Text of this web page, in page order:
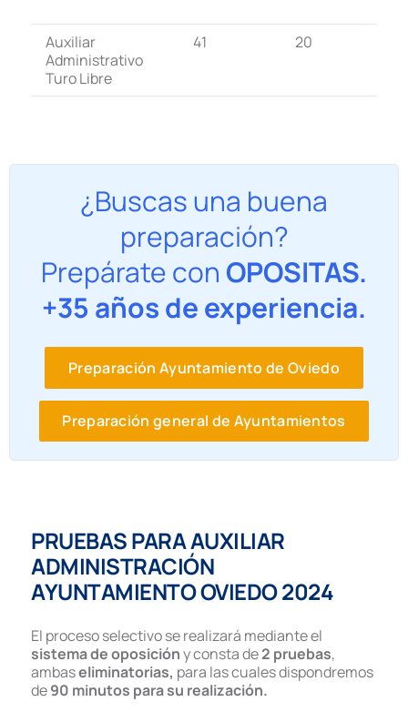
Auxiliar
Administrativo
Turo Libre
41 20
¿Buscas una buena
preparación?
Prepárate con OPOSITAS.
+35 años de experiencia.
Preparación Ayuntamiento de Oviedo
Preparación general de Ayuntamientos
PRUEBAS PARA AUXILIAR
ADMINISTRACIÓN
AYUNTAMIENTO OVIEDO 2024
El proceso selectivo se realizará mediante el
sistema de oposicióny consta de2 pruebas,
ambaseliminatorias, para las cuales dispondremos
de90 minutos para su realización.